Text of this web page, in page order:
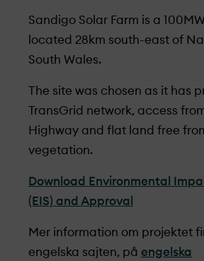
Sandigo Solar Farm is a
located 28km south-east of
South Wales.
The site was chosen as it has
TransGrid network, access
Highway and flat land free
vegetation.
Download Environmental
(EIS) and Approval
Mer information om projekt­et
engelska sajten, på engelska